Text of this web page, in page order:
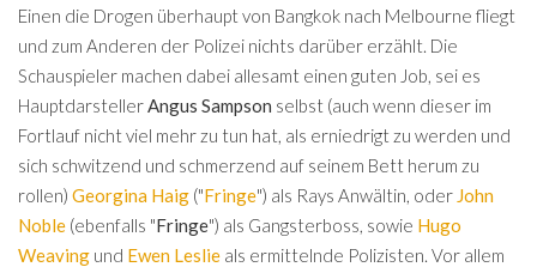
Einen die Drogen überhaupt von Bangkok nach Melbourne fliegt
und zum Anderen der Polizei nichts darüber erzählt. Die
Schauspieler machen dabei allesamt einen guten Job, sei es
Hauptdarsteller Angus Sampson selbst (auch wenn dieser im
Fortlauf nicht viel mehr zu tun hat, als erniedrigt zu werden und
sich schwitzend und schmerzend auf seinem Bett herum zu
rollen) Georgina Haig ("Fringe") als Rays Anwältin, oder John
Noble (ebenfalls "Fringe") als Gangsterboss, sowie Hugo
Weaving und Ewen Leslie als ermittelnde Polizisten. Vor allem